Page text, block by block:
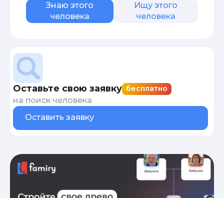
Знаю этого
человека
Ищу этого
человека
Оставьте свою заявку бесплатно
на поиск человека
Оставить заявку